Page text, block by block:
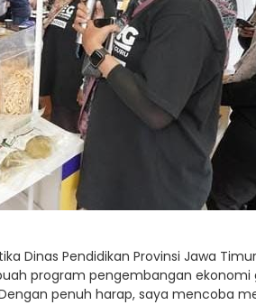
Dinas Pendidikan Provinsi Jawa
program pengembangan
penuh harap, saya mencoba